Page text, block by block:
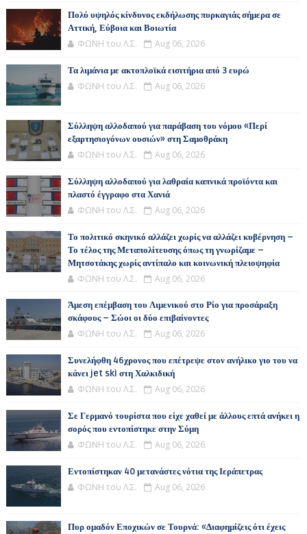
Πολύ υψηλός κίνδυνος εκδήλωσης πυρκαγιάς σήμερα σε
Αττική, Εύβοια και Βοιωτία
ΦΩΝΗ του Λ.Σ. Aug 06, 2026
Τα λιμάνια με ακτοπλοϊκά εισιτήρια από 3 ευρώ
ΦΩΝΗ του Λ.Σ. Aug 06, 2026
Σύλληψη αλλοδαπού για παράβαση του νόμου «Περί
εξαρτησιογόνων ουσιών» στη Σαμοθράκη
ΦΩΝΗ του Λ.Σ. Aug 06, 2026
Σύλληψη αλλοδαπού για λαθραία καπνικά προϊόντα και
πλαστό έγγραφο στα Χανιά
ΦΩΝΗ του Λ.Σ. Aug 06, 2026
Το πολιτικό σκηνικό αλλάζει χωρίς να αλλάζει κυβέρνηση –
Το τέλος της Μεταπολίτευσης όπως τη γνωρίζαμε –
Μητσοτάκης χωρίς αντίπαλο και κοινωνική πλειοψηφία
ΦΩΝΗ του Λ.Σ. Aug 06, 2026
Άμεση επέμβαση του Λιμενικού στο Ρίο για προσάραξη
σκάφους – Σώοι οι δύο επιβαίνοντες
ΦΩΝΗ του Λ.Σ. Aug 06, 2026
Συνελήφθη 46χρονος που επέτρεψε στον ανήλικο γιο του να
κάνει jet ski στη Χαλκιδική
ΦΩΝΗ του Λ.Σ. Aug 06, 2026
Σε Γερμανό τουρίστα που είχε χαθεί με άλλους επτά ανήκει η
σορός που εντοπίστηκε στην Σύμη
ΦΩΝΗ του Λ.Σ. Aug 06, 2026
Εντοπίστηκαν 40 μετανάστες νότια της Ιεράπετρας
ΦΩΝΗ του Λ.Σ. Aug 06, 2026
Πυρ ομαδόν Εποχικών σε Τουρνά: «Διαφημίζεις ότι έχεις